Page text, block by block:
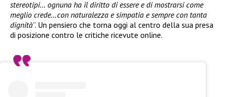
stereotipi… ognuna ha il diritto di essere e di mostrarsi come
meglio crede…con naturalezza e simpatia e sempre con tanta
dignità”. Un pensiero che torna oggi al centro della sua presa
di posizione contro le critiche ricevute online.